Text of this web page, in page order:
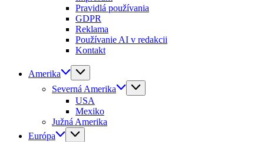
Pravidlá používania
GDPR
Reklama
Používanie AI v redakcii
Kontakt
Amerika
Severná Amerika
USA
Mexiko
Južná Amerika
Európa